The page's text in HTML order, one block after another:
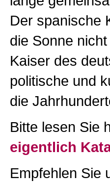
Der spanische
die Sonne
Kaiser des
politische und
die
Bitte lesen Sie
eigentlich
Empfehlen Sie